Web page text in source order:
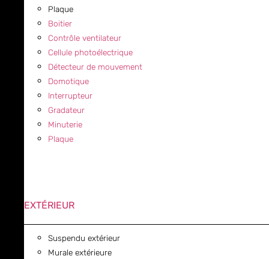
Plaque
Boitier
Contrôle ventilateur
Cellule photoélectrique
Détecteur de mouvement
Domotique
Interrupteur
Gradateur
Minuterie
Plaque
EXTÉRIEUR
Suspendu extérieur
Murale extérieure